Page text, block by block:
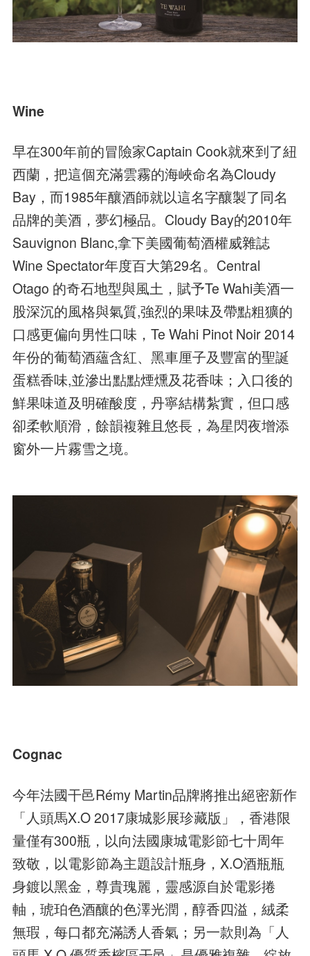
Wine
早在300年前的冒險家Captain Cook就來到了紐
西蘭，把這個充滿雲霧的海峽命名為Cloudy
Bay，而1985年釀酒師就以這名字釀製了同名
品牌的美酒，夢幻極品。Cloudy Bay的2010年
Sauvignon Blanc,拿下美國葡萄酒權威雜誌
Wine Spectator年度百大第29名。Central
Otago 的奇石地型與風土，賦予Te Wahi美酒一
股深沉的風格與氣質,強烈的果味及帶點粗獷的
口感更偏向男性口味，Te Wahi Pinot Noir 2014
年份的葡萄酒蘊含紅、黑車厘子及豐富的聖誕
蛋糕香味,並滲出點點煙燻及花香味；入口後的
鮮果味道及明確酸度，丹寧結構紮實，但口感
卻柔軟順滑，餘韻複雜且悠長，為星閃夜增添
窗外一片霧雪之境。
Cognac
今年法國干邑Rémy Martin品牌將推出絕密新作
「人頭馬X.O 2017康城影展珍藏版」，香港限
量僅有300瓶，以向法國康城電影節七十周年
致敬，以電影節為主題設計瓶身，X.O酒瓶瓶
身鍍以黑金，尊貴瑰麗，靈感源自於電影捲
軸，琥珀色酒釀的色澤光潤，醇香四溢，絨柔
無瑕，每口都充滿誘人香氣；另一款則為「人